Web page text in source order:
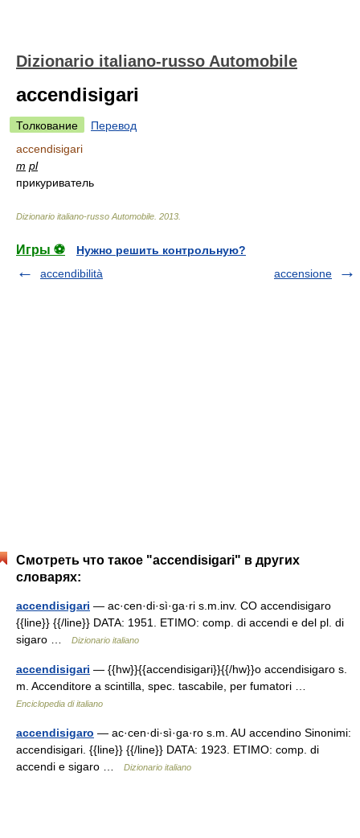
Dizionario italiano-russo Automobile
accendisigari
Толкование
Перевод
accendisigari
m pl
прикуриватель
Dizionario italiano-russo Automobile 2013
Игры ⚽
Нужно решить контрольную?
accendibilità
accensione
Смотреть что такое "accendisigari" в других
словарях:
accendisigari — ac·cen·di·sì·ga·ri s.m.inv. CO accendisigaro
{{line}} {{/line}} DATA: 1951. ETIMO: comp. di accendi e del pl. di
sigaro …
Dizionario italiano
accendisigari — {{hw}}{{accendisigari}}{{/hw}}o accendisigaro s.
m. Accenditore a scintilla, spec. tascabile, per fumatori …
Enciclopedia di italiano
accendisigaro — ac·cen·di·sì·ga·ro s.m. AU accendino Sinonimi:
accendisigari. {{line}} {{/line}} DATA: 1923. ETIMO: comp. di
accendi e sigaro …
Dizionario italiano